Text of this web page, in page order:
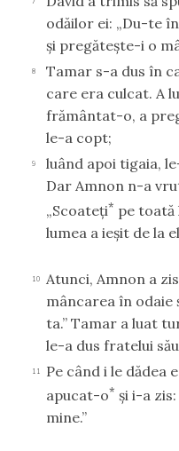
odăilor ei: „Du-te
şi pregăteşte-i o
8
Tamar s-a dus în
care era culcat. A
frământat-o, a
le-a copt;
9
luând apoi tigaia,
Dar Amnon n-a
„Scoateţi* pe toată
lumea a ieşit de la
10
Atunci, Amnon a
mâncarea în odaie
ta.” Tamar a luat
le-a dus fratelui
11
Pe când i le dădea
apucat-o* şi i-a
mine.”